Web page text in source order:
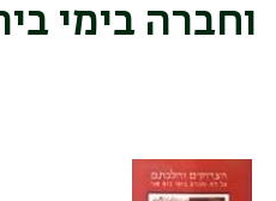
וחברה בימי